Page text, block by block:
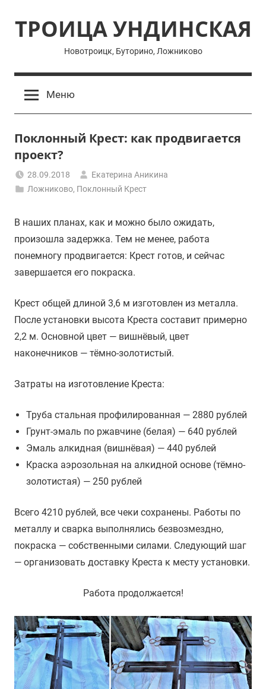
содержимому
ТРОИЦА УНДИНСКАЯ
Новотроицк, Буторино, Ложниково
Меню
Поклонный Крест: как продвигается
проект?
28.09.2018
Екатерина Аникина
Ложниково, Поклонный Крест
В наших планах, как и можно было ожидать,
произошла задержка. Тем не менее, работа
понемногу продвигается: Крест готов, и сейчас
завершается его покраска.
Крест общей длиной 3,6 м изготовлен из металла.
После установки высота Креста составит примерно
2,2 м. Основной цвет — вишнёвый, цвет
наконечников — тёмно-золотистый.
Затраты на изготовление Креста:
Труба стальная профилированная — 2880 рублей
Грунт-эмаль по ржавчине (белая) — 640 рублей
Эмаль алкидная (вишнёвая) — 440 рублей
Краска аэрозольная на алкидной основе (тёмно-
золотистая) — 250 рублей
Всего 4210 рублей, все чеки сохранены. Работы по
металлу и сварка выполнялись безвозмездно,
покраска — собственными силами. Следующий шаг
— организовать доставку Креста к месту установки.
Работа продолжается!